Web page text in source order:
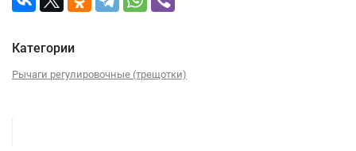
Категории
Рычаги регулировочные (трещотки)